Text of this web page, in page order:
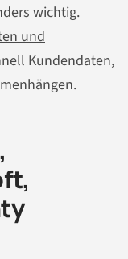
wichtig.
und
Kundendaten,